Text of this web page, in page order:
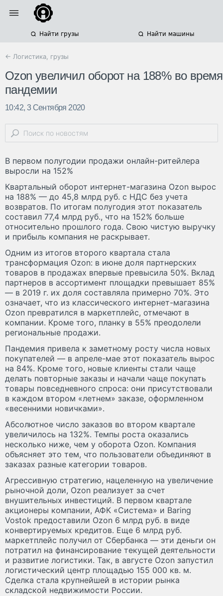
Найти грузы Найти машины
← Логистика, грузы
Ozon увеличил оборот на 188% во время
пандемии
10:42, 3 Сентября 2020
В первом полугодии продажи онлайн-ритейлера
выросли на 152%
Квартальный оборот интернет-магазина Ozon вырос
на 188% — до 45,8 млрд руб. с НДС без учета
возвратов. По итогам полугодия этот показатель
составил 77,4 млрд руб., что на 152% больше
относительно прошлого года. Свою чистую выручку
и прибыль компания не раскрывает.
Одним из итогов второго квартала стала
трансформация Ozon: в июне доля партнерских
товаров в продажах впервые превысила 50%. Вклад
партнеров в ассортимент площадки превышает 85%
— в 2019 г. их доля составляла примерно 70%. Это
означает, что из классического интернет-магазина
Ozon превратился в маркетплейс, отмечают в
компании. Кроме того, планку в 55% преодолели
региональные продажи.
Пандемия привела к заметному росту числа новых
покупателей — в апреле-мае этот показатель вырос
на 84%. Кроме того, новые клиенты стали чаще
делать повторные заказы и начали чаще покупать
товары повседневного спроса: они присутствовали
в каждом втором «летнем» заказе, оформленном
«весенними новичками».
Абсолютное число заказов во втором квартале
увеличилось на 132%. Темпы роста оказались
несколько ниже, чем у оборота Ozon. Компания
объясняет это тем, что пользователи объединяют в
заказах разные категории товаров.
Агрессивную стратегию, нацеленную на увеличение
рыночной доли, Ozon реализует за счет
внушительных инвестиций. В первом квартале
акционеры компании, АФК «Система» и Baring
Vostok предоставили Ozon 6 млрд руб. в виде
конвертируемых кредитов. Еще 6 млрд руб.
маркетплейс получил от Сбербанка — эти деньги он
потратил на финансирование текущей деятельности
и развитие логистики. Так, в августе Ozon запустил
логистический центр площадью 155 000 кв. м.
Сделка стала крупнейшей в истории рынка
складской недвижимости России.